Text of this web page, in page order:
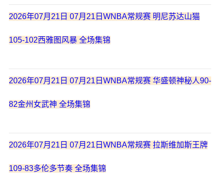
2026年07月21日 07月21日WNBA常规赛 明尼苏达山猫
105-102西雅图风暴 全场集锦
2026年07月21日 07月21日WNBA常规赛 华盛顿神秘人90-
82金州女武神 全场集锦
2026年07月21日 07月21日WNBA常规赛 拉斯维加斯王牌
109-83多伦多节奏 全场集锦